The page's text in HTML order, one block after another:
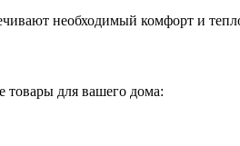
необходимый комфорт и
товары для вашего дома: